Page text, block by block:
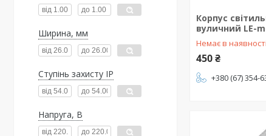
Ширина, мм
Ступінь захисту IP
Напруга, В
Корпус
вуличний LE-
Немає в наявності
450 ₴
+380 (67) 354-